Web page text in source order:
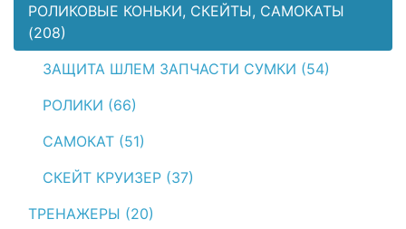
РОЛИКОВЫЕ КОНЬКИ, СКЕЙТЫ, САМОКАТЫ
(208)
ЗАЩИТА ШЛЕМ ЗАПЧАСТИ СУМКИ (54)
РОЛИКИ (66)
САМОКАТ (51)
СКЕЙТ КРУИЗЕР (37)
ТРЕНАЖЕРЫ (20)